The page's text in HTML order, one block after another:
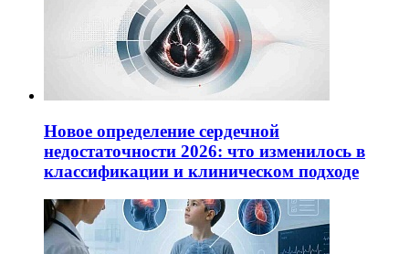
Новое определение сердечной
недостаточности 2026: что изменилось в
классификации и клиническом подходе